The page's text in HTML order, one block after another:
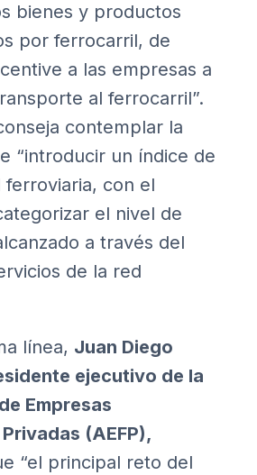
bienes y productos
por ferrocarril, de
a las empresas a
al ferrocarril”.
contemplar la
“introducir un índice de
ferroviaria, con el
el nivel de
a través del
de la red
línea, Juan Diego
ejecutivo de la
Empresas
(AEFP),
“el principal reto del